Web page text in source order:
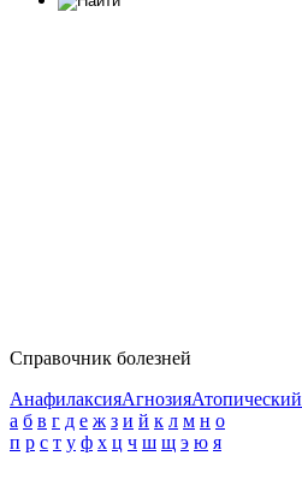
Справочник болезней
АнафилаксияАгнозияАтопический
а б в г д е ж з и й к л м н о
п р с т у ф х ц ч ш щ э ю я